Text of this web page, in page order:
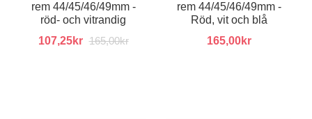
rem 44/45/46/49mm -
röd- och vitrandig
107,25kr 165,00kr
rem 44/45/46/49mm -
Röd, vit och blå
165,00kr